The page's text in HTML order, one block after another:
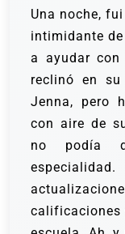
Una noche,
intimidante
a ayudar
reclinó en
Jenna, pero
con aire de
no podía
calificaciones